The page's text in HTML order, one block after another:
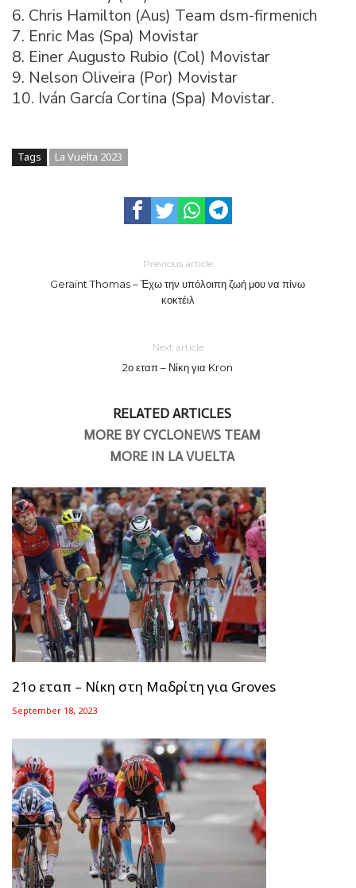
6. Chris Hamilton (Aus) Team dsm-firmenich
7. Enric Mas (Spa) Movistar
8. Einer Augusto Rubio (Col) Movistar
9. Nelson Oliveira (Por) Movistar
10. Iván García Cortina (Spa) Movistar.
Tags La Vuelta 2023
Previous article
Geraint Thomas – Έχω την υπόλοιπη ζωή μου να πίνω
κοκτέιλ
Next article
2ο εταπ – Νίκη για Kron
RELATED ARTICLES
MORE BY CYCLONEWS TEAM
MORE IN LA VUELTA
21ο εταπ – Νίκη στη Μαδρίτη για Groves
September 18, 2023